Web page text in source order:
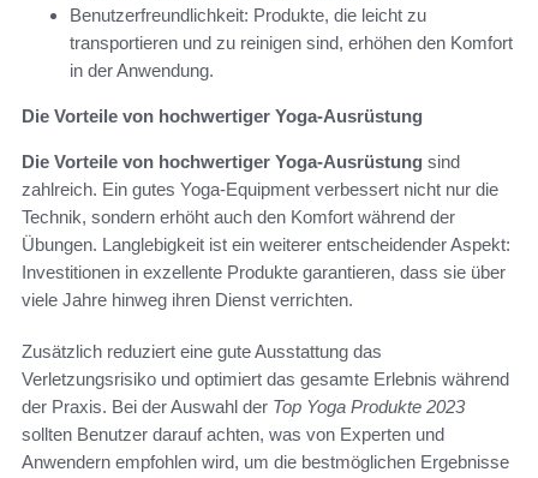
Benutzerfreundlichkeit: Produkte, die leicht zu
transportieren und zu reinigen sind, erhöhen den Komfort
in der Anwendung.
Die Vorteile von hochwertiger Yoga-Ausrüstung
Die Vorteile von hochwertiger Yoga-Ausrüstung sind
zahlreich. Ein gutes Yoga-Equipment verbessert nicht nur die
Technik, sondern erhöht auch den Komfort während der
Übungen. Langlebigkeit ist ein weiterer entscheidender Aspekt:
Investitionen in exzellente Produkte garantieren, dass sie über
viele Jahre hinweg ihren Dienst verrichten.
Zusätzlich reduziert eine gute Ausstattung das
Verletzungsrisiko und optimiert das gesamte Erlebnis während
der Praxis. Bei der Auswahl der Top Yoga Produkte 2023
sollten Benutzer darauf achten, was von Experten und
Anwendern empfohlen wird, um die bestmöglichen Ergebnisse